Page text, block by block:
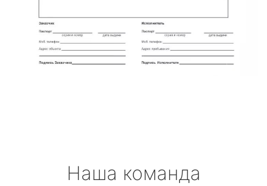
Наша команда